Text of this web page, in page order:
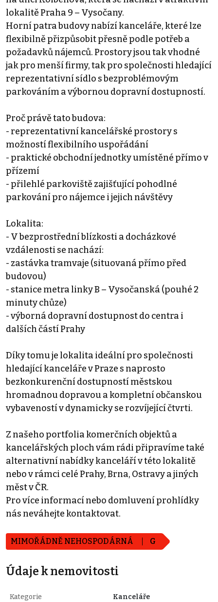
lokalitě Praha 9 – Vysočany.
Horní patra budovy nabízí kanceláře, které lze
flexibilně přizpůsobit přesně podle potřeb a
požadavků nájemců. Prostory jsou tak vhodné
jak pro menší firmy, tak pro společnosti hledající
reprezentativní sídlo s bezproblémovým
parkováním a výbornou dopravní dostupností.
Proč právě tato budova:
- reprezentativní kancelářské prostory s
možností flexibilního uspořádání
- praktické obchodní jednotky umístěné přímo v
přízemí
- přilehlé parkoviště zajišťující pohodlné
parkování pro nájemce i jejich návštěvy
Lokalita:
- V bezprostřední blízkosti a docházkové
vzdálenosti se nachází:
- zastávka tramvaje (situovaná přímo před
budovou)
- stanice metra linky B – Vysočanská (pouhé 2
minuty chůze)
- výborná dopravní dostupnost do centra i
dalších částí Prahy
Díky tomu je lokalita ideální pro společnosti
hledající kanceláře v Praze s naprosto
bezkonkurenční dostupností městskou
hromadnou dopravou a kompletní občanskou
vybaveností v dynamicky se rozvíjející čtvrti.
Z našeho portfolia komerčních objektů a
kancelářských ploch vám rádi připravíme také
alternativní nabídky kanceláří v této lokalitě
nebo v rámci celé Prahy, Brna, Ostravy a jiných
měst v ČR.
Pro více informací nebo domluvení prohlídky
nás neváhejte kontaktovat.
MIMOŘÁDNĚ NEHOSPODÁRNÁ G
Údaje k nemovitosti
Kategorie Kanceláře